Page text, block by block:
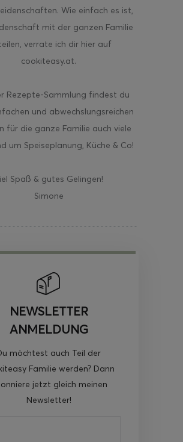
Wie einfach es ist,
mit der ganzen Familie
verrate ich dir hier auf
cookiteasy.at.
Rezepte-Sammlung findest du
und abwechslungsreichen
für die ganze Familie auch viele
um Speiseplanung, Küche & Co!
Spaß & gutes Gelingen!
Simone
NEWSLETTER
ANMELDUNG
möchtest auch Teil der
Familie werden? Dann
jetzt gleich meinen
Newsletter!